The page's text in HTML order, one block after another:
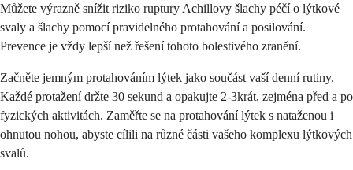
Můžete výrazně snížit riziko ruptury Achillovy šlachy péčí o lýtkové
svaly a šlachy pomocí pravidelného protahování a posilování.
Prevence je vždy lepší než řešení tohoto bolestivého zranění.
Začněte jemným protahováním lýtek jako součást vaší denní rutiny.
Každé protažení držte 30 sekund a opakujte 2-3krát, zejména před a po
fyzických aktivitách. Zaměřte se na protahování lýtek s nataženou i
ohnutou nohou, abyste cílili na různé části vašeho komplexu lýtkových
svalů.